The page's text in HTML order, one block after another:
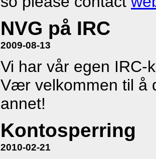
NVG på IRC
2009-08-13
Vi har vår egen IRC-
Vær velkommen til å
annet!
Kontosperring
2010-02-21